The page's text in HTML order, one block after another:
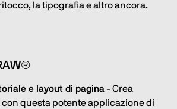
la tipografia e altro ancora.
e layout di pagina - Crea
questa potente applicazione di